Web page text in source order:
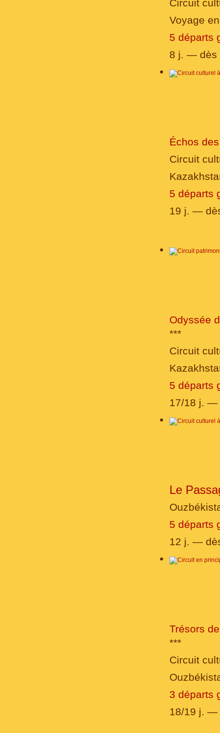
Circuit
Voyage
5 départs
8 j. — dès
Échos
Circuit
5 départs
19 j. —
Odyssée
***
Circuit
5 départs
17/18 j.
Le
5 départs
12 j. —
Trésors
***
Circuit
3 départs
18/19 j.